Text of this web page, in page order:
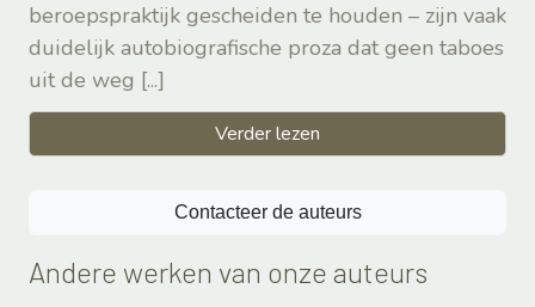
beroepspraktijk gescheiden te houden – zijn vaak
duidelijk autobiografische proza dat geen taboes
uit de weg [...]
Verder lezen
Contacteer de auteurs
Andere werken van onze auteurs